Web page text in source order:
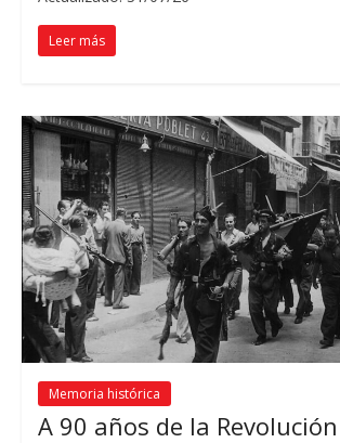
Leer más
Memoria histórica
A 90 años de la Revolución